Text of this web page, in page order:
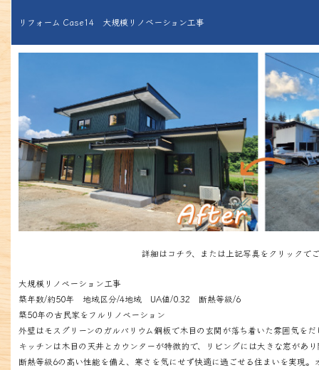
リフォーム Case14 大規模リノベーション工事
詳細はコチラ、または上記写真をクリックで
大規模リノベーション工事
築年数/約50年 地域区分/4地域 UA値/0.32 断熱等級/6
築50年の古民家をフルリノベーション
外壁はモスグリーンのガルバリウム鋼板で木目の玄関が落ち着いた雰囲気を
キッチンは木目の天井とカウンターが特徴的で、リビングには大きな窓があ
断熱等級6の高い性能を備え、寒さを気にせず快適に過ごせる住まいを実現。